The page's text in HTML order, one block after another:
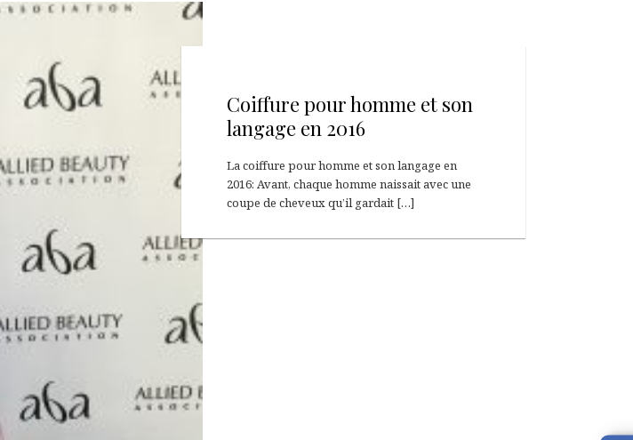
Coiffure pour homme et son
langage en 2016
La coiffure pour homme et son langage en
2016: Avant, chaque homme naissait avec une
coupe de cheveux qu’il gardait […]